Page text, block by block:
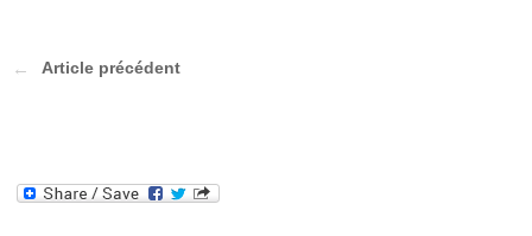
Article précédent